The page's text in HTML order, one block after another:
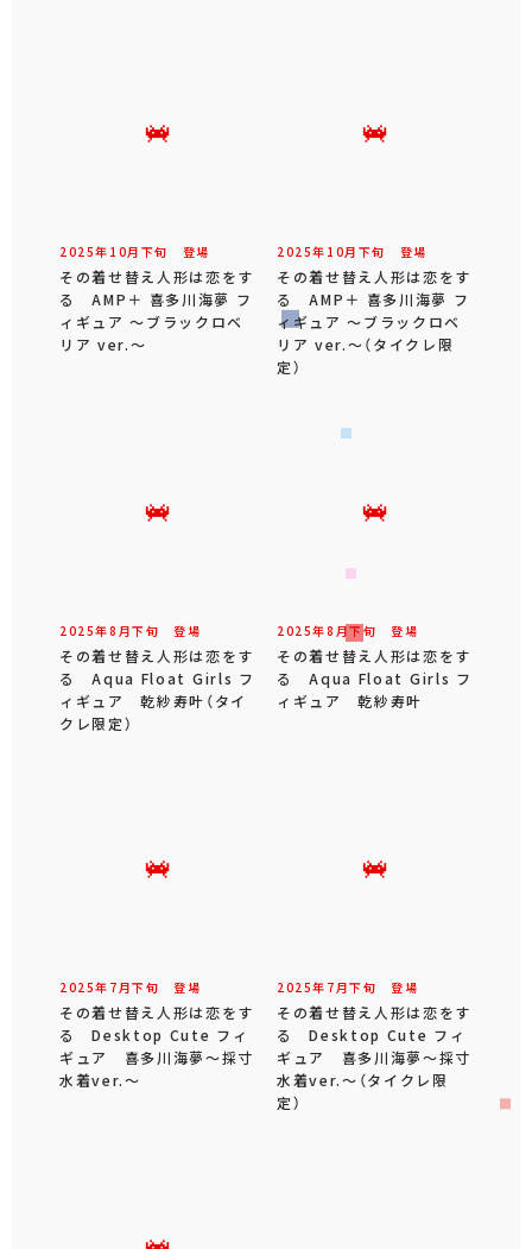
2025年 10月 下旬 登場
その着せ替え人形は恋をす
る AMP＋ 喜多川海夢 フ
ィギュア ～ブラックロベ
リア ver.～
2025年 10月 下旬 登場
その着せ替え人形は恋をす
る AMP＋ 喜多川海夢 フ
ィギュア ～ブラックロベ
リア ver.～（タイクレ限
定）
2025年8 月下旬 登場
その着せ替え人形は恋をす
る Aqua Float Girls フ
ィギュア 乾紗寿叶（タイ
クレ限定）
2025年8 月下旬 登場
その着せ替え人形は恋をす
る Aqua Float Girls フ
ィギュア 乾紗寿叶
2025年 7 月下旬 登場
その着せ替え人形は恋をす
る Desktop Cute フィ
ギュア 喜多川海夢～採寸
水着ver.～
2025年 7 月下旬 登場
その着せ替え人形は恋をす
る Desktop Cute フィ
ギュア 喜多川海夢～採寸
水着ver.～（タイクレ限
定）